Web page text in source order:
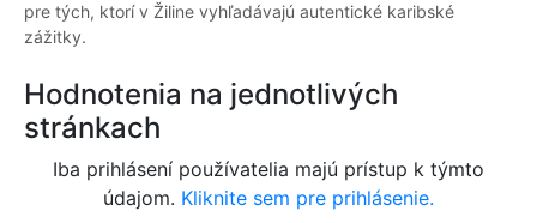
pre tých, ktorí v Žiline vyhľadávajú autentické karibské
zážitky.
Hodnotenia na jednotlivých
stránkach
Iba prihlásení používatelia majú prístup k týmto
údajom. Kliknite sem pre prihlásenie.